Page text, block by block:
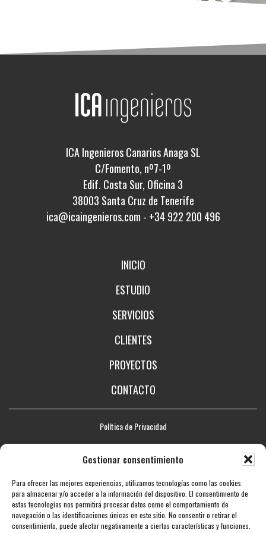
Gestionar consentimiento
Para ofrecer las mejores experiencias, utilizamos tecnologías como las cookies
para almacenar y/o acceder a la información del dispositivo. El consentimiento de
estas tecnologías nos permitirá procesar datos como el comportamiento de
navegación o las identificaciones únicas en este sitio. No consentir o retirar el
consentimiento, puede afectar negativamente a ciertas características y funciones.
ICA Ingenieros Canarios Anaga SL
C/Fomento, nº7-1º
Edif. Costa Sur, Oficina 3
38003 Santa Cruz de Tenerife
ica@icaingenieros.com - +34 922 200 496
INICIO
ESTUDIO
SERVICIOS
CLIENTES
PROYECTOS
CONTACTO
Política de Privacidad
Aviso legal
Mapa web
Accesibilidad